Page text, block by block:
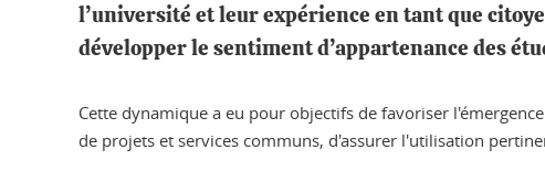
l’université et leur expérience en tant que
développer le sentiment d’appartenance des
Cette dynamique a eu pour objectifs de favoriser
de projets et services communs, d'assurer l'utilisation